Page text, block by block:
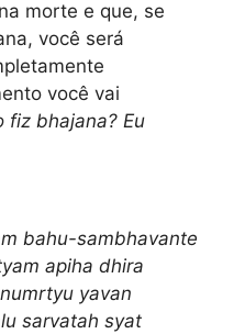
morte e que, se
você será
você vai
fiz bhajana? Eu
bahu-sambhavante
apiha dhira
yavan
sarvatah syat